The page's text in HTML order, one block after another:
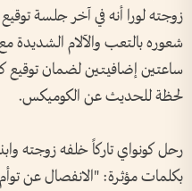
زوجته لورا أنه في آخر جلسة توقيع
شعوره بالتعب والآلام الشديدة
ساعتين إضافيتين لضمان
لحظة للحديث عن الكوميكس.
رحل كونواي تاركاً خلفه زوجته
بكلمات مؤثرة: "الانفصال عن